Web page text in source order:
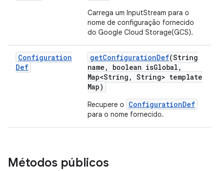
Carrega um InputStream para o
nome de configuração fornecido
do Google Cloud Storage(GCS).
Configuration
Def
getConfigurationDef(String
name , boolean isGlobal ,
Map<String , String> template
Map)
Recupere o ConfigurationDef
para o nome fornecido.
Métodos públicos